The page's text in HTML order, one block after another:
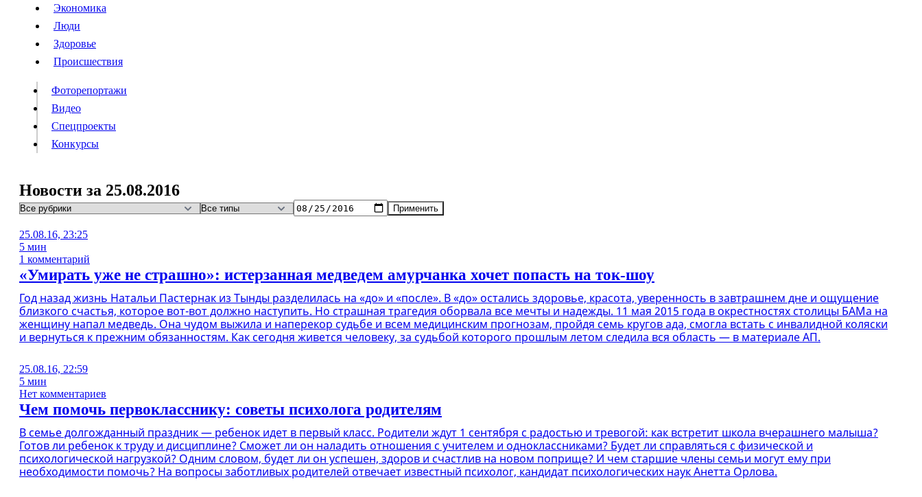
Власть
Происшествия
Видео
Конкурсы
Экономика
Люди
Здоровье
Происшествия
Фоторепортажи
Видео
Спецпроекты
Конкурсы
Новости за 25.08.2016
Применить
25.08.16, 23:25
5 мин
1 комментарий
«Умирать уже не страшно»: истерзанная медведем амурчанка хочет попасть на ток-шоу
Год назад жизнь Натальи Пастернак из Тынды разделилась на «до» и «после». В «до» остались здоровье, красота, уверенность в завтрашнем дне и ощущение
близкого счастья, которое вот-вот должно наступить. Но страшная трагедия оборвала все мечты и надежды. 11 мая 2015 года в окрестностях столицы БАМа на
женщину напал медведь. Она чудом выжила и наперекор судьбе и всем медицинским прогнозам, пройдя семь кругов ада, смогла встать с инвалидной коляски
и вернуться к прежним обязанностям. Как сегодня живется человеку, за судьбой которого прошлым летом следила вся область — в материале АП.
25.08.16, 22:59
5 мин
Нет комментариев
Чем помочь первокласснику: советы психолога родителям
В семье долгожданный праздник — ребенок идет в первый класс. Родители ждут 1 сентября с радостью и тревогой: как встретит школа вчерашнего малыша?
Готов ли ребенок к труду и дисциплине? Сможет ли он наладить отношения с учителем и одноклассниками? Будет ли справляться с физической и
психологической нагрузкой? Одним словом, будет ли он успешен, здоров и счастлив на новом поприще? И чем старшие члены семьи могут ему при
необходимости помочь? На вопросы заботливых родителей отвечает известный психолог, кандидат психологических наук Анетта Орлова.